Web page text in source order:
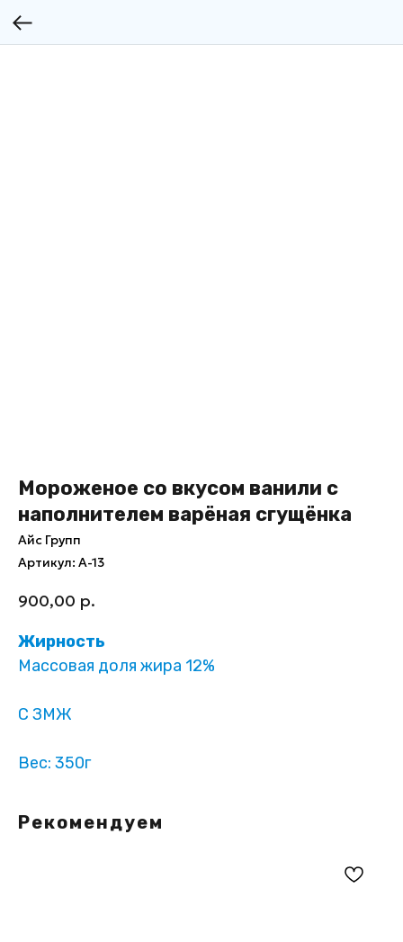
Мороженое со вкусом ванили с
наполнителем варёная сгущёнка
Айс Групп
Артикул: А-13
900,00 р.
Жирность
Массовая доля жира 12%
С ЗМЖ
Вес: 350г
Рекомендуем